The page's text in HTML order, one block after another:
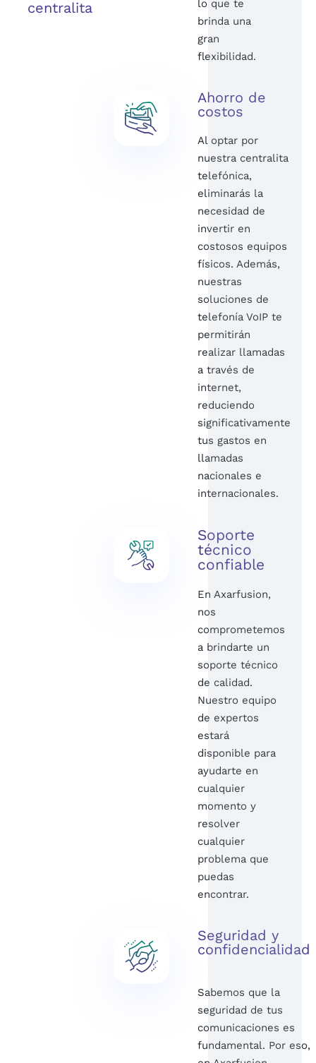
centralita
lo que te
brinda una
gran
flexibilidad.
Ahorro de
costos
Al optar por
nuestra centralita
telefónica,
eliminarás la
necesidad de
invertir en
costosos equipos
físicos. Además,
nuestras
soluciones de
telefonía VoIP te
permitirán
realizar llamadas
a través de
internet,
reduciendo
significativamente
tus gastos en
llamadas
nacionales e
internacionales.
Soporte
técnico
confiable
En Axarfusion,
nos
comprometemos
a brindarte un
soporte técnico
de calidad.
Nuestro equipo
de expertos
estará
disponible para
ayudarte en
cualquier
momento y
resolver
cualquier
problema que
puedas
encontrar.
Seguridad y
confidencialidad
Sabemos que la
seguridad de tus
comunicaciones es
fundamental. Por eso,